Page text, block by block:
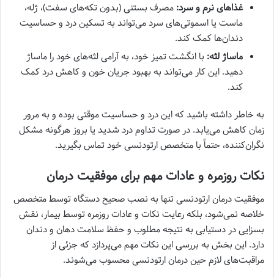
غذاهای نرم و سرد: مصرف بستنی (بدون تکه‌های سفت)، ژله،
ماست یا اسموتی‌های سرد می‌تواند به تسکین درد و حساسیت
دندان‌ها کمک کند.
ماساژ لثه: با انگشت تمیز خود، به آرامی لثه‌های خود را ماساژ
دهید. این کار می‌تواند به بهبود جریان خون و کاهش درد کمک
کند.
به خاطر داشته باشید که این درد و حساسیت موقتی بوده و به مرور
زمان کاهش می‌یابد. در صورت تداوم درد شدید یا بروز هرگونه مشکل
نگران‌کننده، حتماً با متخصص ارتودنسی خود تماس بگیرید.
نکات روزمره و عادات مهم برای موفقیت درمان
موفقیت درمان ارتودنسی تنها به نصب صحیح دستگاه توسط متخصص
خلاصه نمی‌شود، بلکه رعایت نکات و عادات روزمره توسط بیمار، نقش
بسزایی در دستیابی به نتیجه مطلوب و حفظ سلامت دهان و دندان
دارد. این بخش به بررسی این نکات مهم می‌پردازد که جزئی از
مراقبت‌های لازم حین درمان ارتودنسی محسوب می‌شوند.